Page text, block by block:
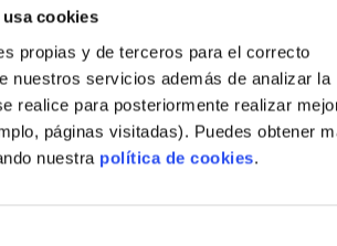
cookies
propias y de terceros para el correcto
nuestros servicios además de analizar la
realice para posteriormente realizar
páginas visitadas). Puedes obtener
nuestra política de cookies.
Y LLAVE EN MANO
ASEQUIBLE
MODULARES
CADENA
ESTRUCTURALES ,
PASSIVHAUS APLICADO